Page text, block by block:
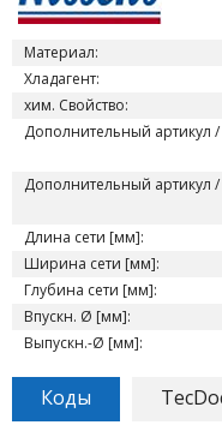
Материал:
Хладагент:
хим. Свойство:
Дополнительный
Дополнительный артикул
Длина сети [мм]:
Ширина сети [мм]:
Глубина сети [мм]:
Впускн. Ø [мм]:
Выпускн.-Ø [мм]:
Коды